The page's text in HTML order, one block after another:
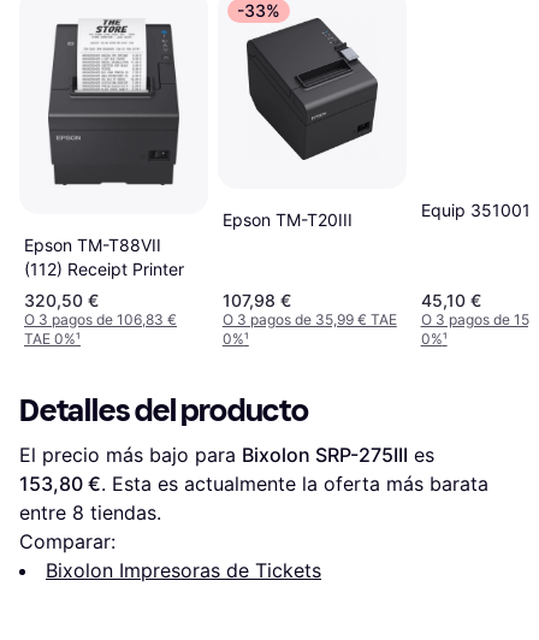
Epson TM-T88VII
(112) Receipt Printer
320,50 €
O 3 pagos de 106,83 €
TAE 0%¹
-33%
Epson TM-T20III
107,98 €
O 3 pagos de 35,99 € TAE
0%¹
Equip 351001
45,10 €
O 3 pagos de
0%¹
Detalles del producto
El precio más bajo para Bixolon SRP-275III
153,80 €. Esta es actualmente la oferta más barata
entre 8 tiendas.
Comparar:
Bixolon Impresoras de Tickets